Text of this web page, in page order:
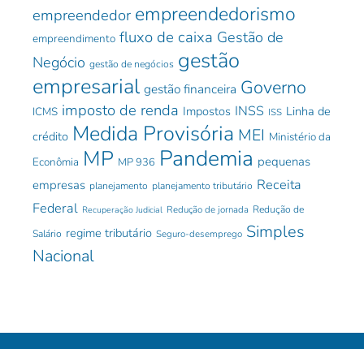
empreendedor empreendedorismo
empreendimento fluxo de caixa Gestão de
Negócio gestão de negócios gestão
empresarial gestão financeira Governo
ICMS imposto de renda Impostos INSS ISS Linha de
crédito Medida Provisória MEI Ministério da
Econômia MP MP 936 Pandemia pequenas
empresas planejamento planejamento tributário Receita
Federal Recuperação Judicial Redução de jornada Redução de
Salário regime tributário Seguro-desemprego Simples
Nacional